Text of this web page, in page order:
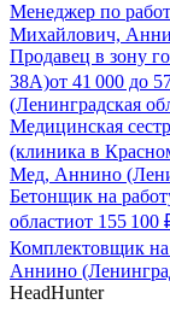
Менеджер по
Михайлович,
Продавец в зону
38А)от 41 000 до
(Ленинградская
Медицинская
(клиника в
Мед, Аннино
Бетонщик на
областиот 155 100
Комплектовщик на
Аннино
HeadHunter